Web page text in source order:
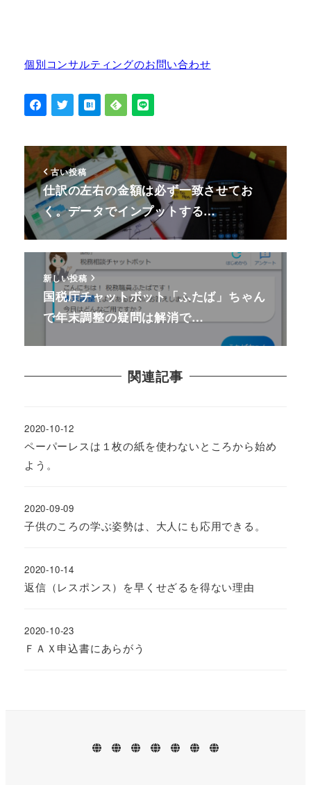
個別コンサルティングのお問い合わせ
古い投稿
仕訳の左右の金額は必ず一致させてお
く。データでインプットする…
新しい投稿
国税庁チャットボット「ふたば」ちゃん
で年末調整の疑問は解消で…
関連記事
ペーパーレスは１枚の紙を使わないところから始め
よう。
2020-10-12
子供のころの学ぶ姿勢は、大人にも応用できる。
2020-09-09
返信（レスポンス）を早くせざるを得ない理由
2020-10-14
ＦＡＸ申込書にあらがう
2020-10-23
ホ 業 プ お ブ 事 プ